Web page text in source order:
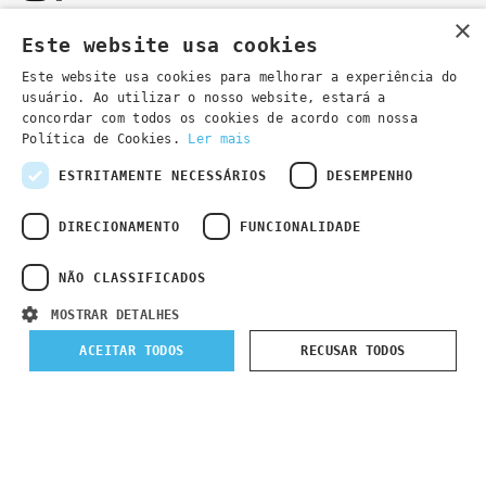
You can also contact us by email:
secretaria@lsd.pt- general information
cursos@lsd.pt- course information
Privacy Policy
×
Este website usa cookies
Este website usa cookies para melhorar a experiência do
usuário. Ao utilizar o nosso website, estará a
concordar com todos os cookies de acordo com nossa
Política de Cookies.
Ler mais
ESTRITAMENTE NECESSÁRIOS DESEMPENHO
DIRECIONAMENTO FUNCIONALIDADE
NÃO CLASSIFICADOS
MOSTRAR DETALHES
ACEITAR TODOS RECUSAR TODOS